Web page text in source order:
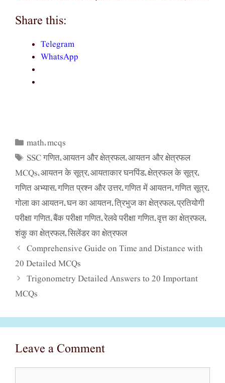
Share this:
Telegram
WhatsApp
Categories
math,mcqs
Tags
SSC गणित,आयतन और क्षेत्रफल,आयतन और क्षेत्रफल
MCQs, आयतन के सूत्र, आयताकार घनपिंड, क्षेत्रफल के सूत्र,
गणित अभ्यास, गणित प्रश्न और उत्तर, गणित में आयतन, गणित सूत्र,
गोला का आयतन, घन का आयतन, त्रिभुज का क्षेत्रफल, प्रतियोगी
परीक्षा गणित, बैंक परीक्षा गणित, रेलवे परीक्षा गणित, वृत्त का क्षेत्रफल,
शंकु का क्षेत्रफल, सिलेंडर का क्षेत्रफल
Comprehensive Guide on Time and Distance with
20 Detailed MCQs
Trigonometry Detailed Answers to 20 Important
MCQs
Leave a Comment